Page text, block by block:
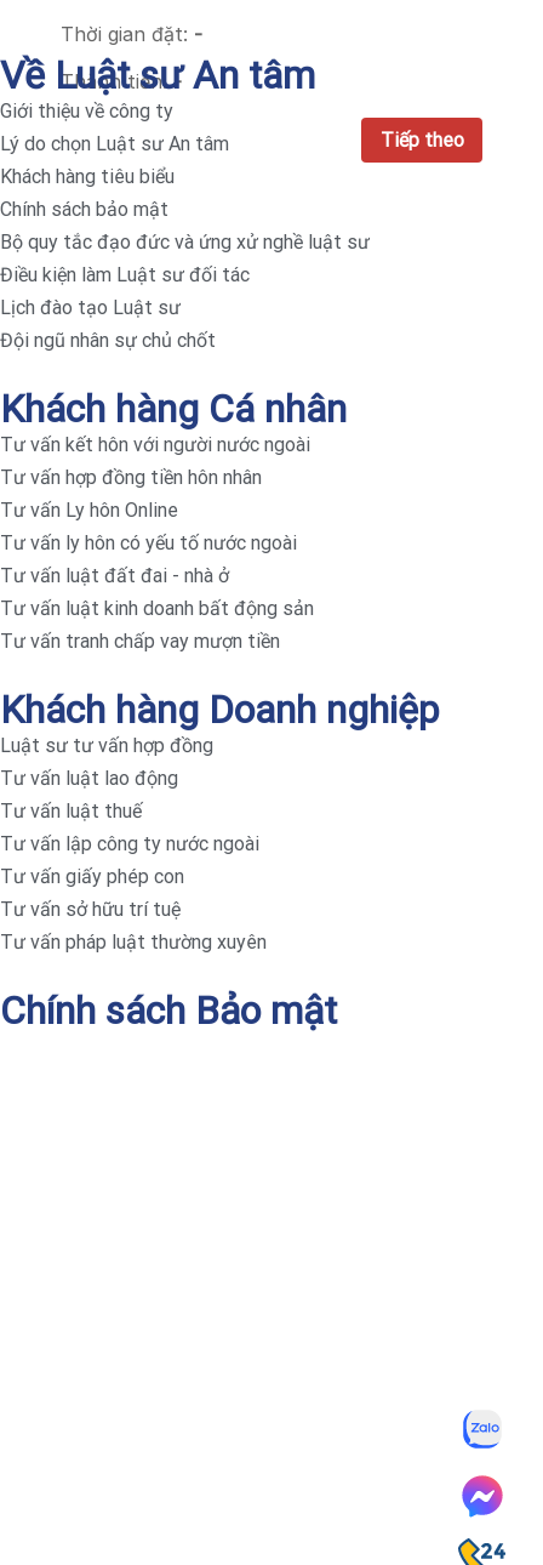
Thời gian đặt: -
Thành tiền:-
Về Luật sư An tâm
Giới thiệu về công ty
Lý do chọn Luật sư An tâm
Khách hàng tiêu biểu
Chính sách bảo mật
Bộ quy tắc đạo đức và ứng xử nghề luật sư
Điều kiện làm Luật sư đối tác
Lịch đào tạo Luật sư
Đội ngũ nhân sự chủ chốt
Khách hàng Cá nhân
Tư vấn kết hôn với người nước ngoài
Tư vấn hợp đồng tiền hôn nhân
Tư vấn Ly hôn Online
Tư vấn ly hôn có yếu tố nước ngoài
Tư vấn luật đất đai - nhà ở
Tư vấn luật kinh doanh bất động sản
Tư vấn tranh chấp vay mượn tiền
Khách hàng Doanh nghiệp
Luật sư tư vấn hợp đồng
Tư vấn luật lao động
Tư vấn luật thuế
Tư vấn lập công ty nước ngoài
Tư vấn giấy phép con
Tư vấn sở hữu trí tuệ
Tư vấn pháp luật thường xuyên
Chính sách Bảo mật